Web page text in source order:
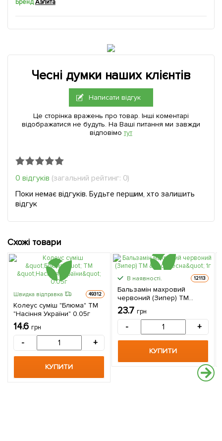
БрендАэлита
Чесні думки наших клієнтів
Написати відгук
Це сторінка вражень про товар. Інші коментарі
відображатися не будуть. На Ваші питання ми завжди
відповімо тут
0 відгуків (загальний рейтинг: 0)
Поки немає відгуків. Будьте першим, хто залишить
відгук
Схожі товари
Швидка відправка 49312
Колеус суміш "Блюма" ТМ
"Насіння України" 0.05г
14.6 грн
- +
КУПИТИ
В наявності. 12113
Бальзамін махровий
червоний (Зипер) ТМ
"Весна" 1г
23.7 грн
- +
КУПИТИ